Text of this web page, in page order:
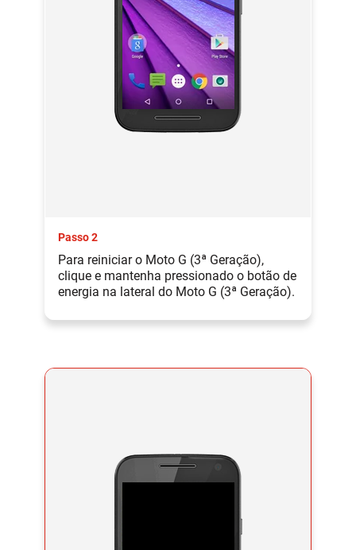
Passo 2
Para reiniciar o Moto G (3ª Geração),
clique e mantenha pressionado o botão de
energia na lateral do Moto G (3ª Geração).